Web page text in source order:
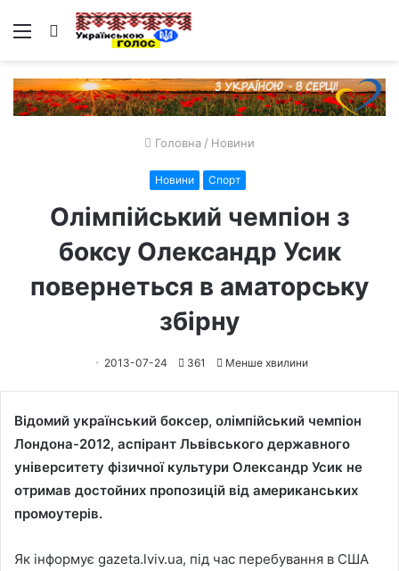
Меню Пошук
Головна / Новини
Новини Спорт
Олімпійський чемпіон з
боксу Олександр Усик
повернеться в аматорську
збірну
2013-07-24 361 Менше хвилини
Відомий український боксер, олімпійський чемпіон
Лондона-2012, аспірант Львівського державного
університету фізичної культури Олександр Усик не
отримав достойних пропозицій від американських
промоутерів.
Як інформує gazeta.lviv.ua, під час перебування в США